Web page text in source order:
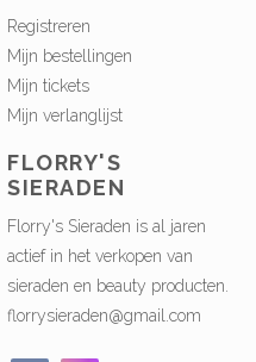
Registreren
Mijn bestellingen
Mijn tickets
Mijn verlanglijst
FLORRY'S
SIERADEN
Florry's Sieraden is al jaren
actief in het verkopen van
sieraden en beauty producten.
florrysieraden@gmail.com